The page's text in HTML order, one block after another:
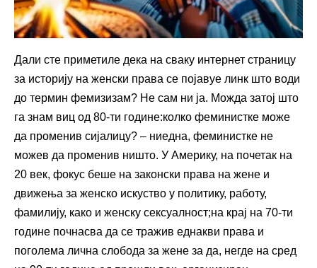
Дали сте приметиле дека на сваку интернет страницу
за историју на женски права се појавуе линк што води
до термин фемизизам? Не сам ни ја. Можда затој што
га знам виц од 80-ти године:колко феминистке може
да променив сијалицу? – ниедна, феминистке не
можев да променив ништо. У Америку, на почетак на
20 век, фокус беше на законски права на жене и
движења за женско искуство у политику, работу,
фамилију, како и женску сексуалност;на крај на 70-ти
године почнасва да се тражив еднакви права и
поголема лична слобода за жене за да, негде на сред